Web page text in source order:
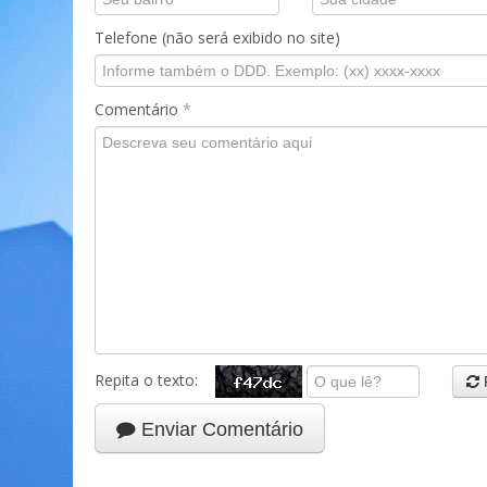
Telefone (não será exibido no site)
Comentário *
Repita o texto:
Enviar Comentário